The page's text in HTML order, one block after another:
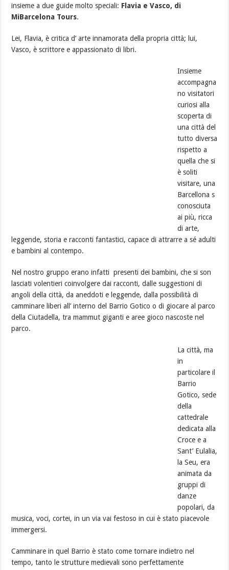
insieme a due guide molto speciali: Flavia e Vasco, di
MiBarcelona Tours.
Lei, Flavia, è critica d’ arte innamorata della propria città; lui,
Vasco, è scrittore e appassionato di libri.
Insieme
accompagna
no visitatori
curiosi alla
scoperta di
una città del
tutto diversa
rispetto a
quella che si
è soliti
visitare, una
Barcellona s
conosciuta
ai più, ricca
di arte,
leggende, storia e racconti fantastici, capace di attrarre a sé adulti
e bambini al contempo.
Nel nostro gruppo erano infatti presenti dei bambini, che si son
lasciati volentieri coinvolgere dai racconti, dalle suggestioni di
angoli della città, da aneddoti e leggende, dalla possibilità di
camminare liberi all’ interno del Barrio Gotico o di giocare al parco
della Ciutadella, tra mammut giganti e aree gioco nascoste nel
parco.
La città, ma
in
particolare il
Barrio
Gotico, sede
della
cattedrale
dedicata alla
Croce e a
Sant’ Eulalia,
la Seu, era
animata da
gruppi di
danze
popolari, da
musica, voci, cortei, in un via vai festoso in cui è stato piacevole
immergersi.
Camminare in quel Barrio è stato come tornare indietro nel
tempo, tanto le strutture medievali sono perfettamente